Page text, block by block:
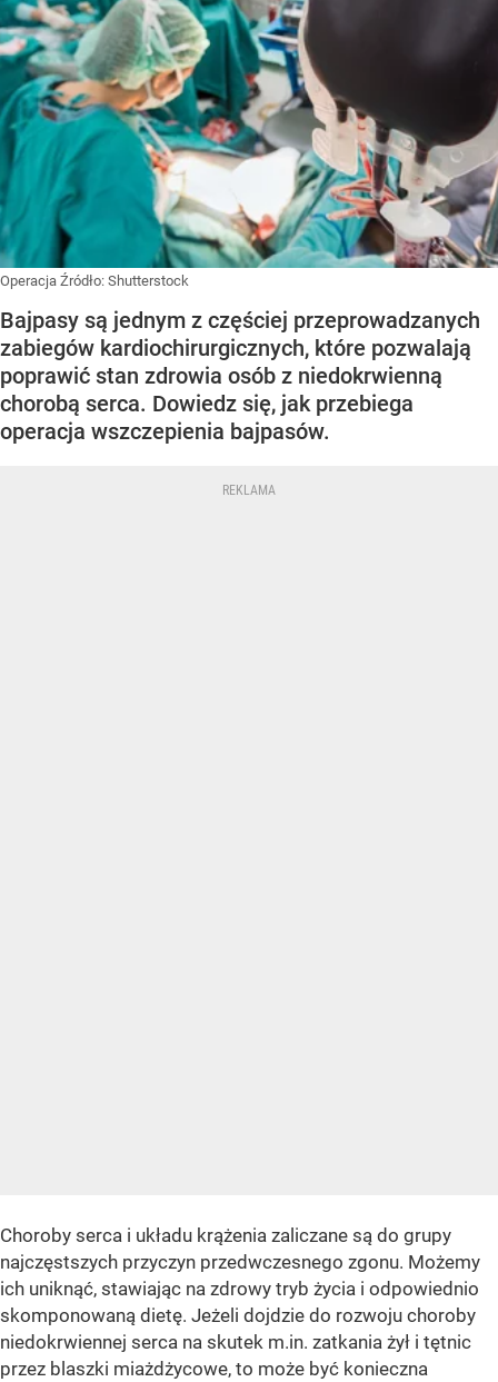
Operacja Źródło: Shutterstock
Bajpasy są jednym z częściej przeprowadzanych
zabiegów kardiochirurgicznych, które pozwalają
poprawić stan zdrowia osób z niedokrwienną
chorobą serca. Dowiedz się, jak przebiega
operacja wszczepienia bajpasów.
Choroby serca i układu krążenia zaliczane są do grupy
najczęstszych przyczyn przedwczesnego zgonu. Możemy
ich uniknąć, stawiając na zdrowy tryb życia i odpowiednio
skomponowaną dietę. Jeżeli dojdzie do rozwoju choroby
niedokrwiennej serca na skutek m.in. zatkania żył i tętnic
przez blaszki miażdżycowe, to może być konieczna